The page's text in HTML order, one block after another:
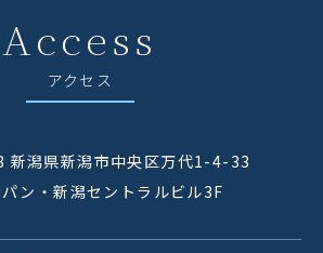
Access
アクセス
新潟県新潟市中央区万代1-4-33
ン・新潟セントラルビル3F